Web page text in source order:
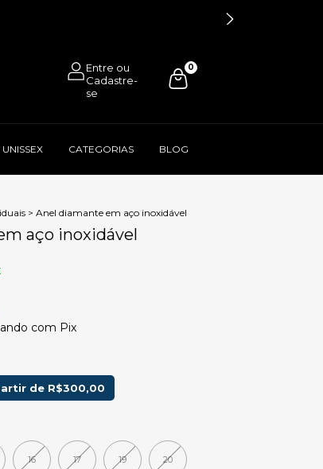
0
UNISSEX CATEGORIAS BLOG
> Anel diamante em aço inoxidável
aço inoxidável
com Pix
de R$300,00
16 17 19 20